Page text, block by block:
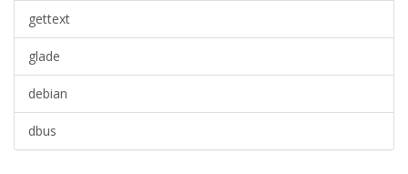
gettext
glade
debian
dbus